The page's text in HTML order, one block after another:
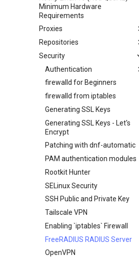
Network & Resource
Monitoring with Glances
Hurricane Electric IPv6 Tunnel
LibreNMS Monitoring Server
OpenBGPD BGP Router
Dnf Package Manager
Package Build &
Troubleshooting
Package Debranding
Packaging And Developer
Guide
Pakete Signieren und Testen
Minimum Hardware
Requirements
Proxies
HAProxy-Apache-LXD
i2pd Anonymous Network
Tor Relay
Repositories
Fetch and Distribute RPM
Repository with Pulp
Security
Authentication
Active Directory
Authentication
Active Directory
Authentication with Samba
firewalld for Beginners
firewalld from iptables
Generating SSL Keys
Generating SSL Keys - Let's
Encrypt
Patching with dnf-automatic
PAM authentication modules
Rootkit Hunter
SELinux Security
SSH Public and Private Key
Tailscale VPN
Enabling `iptables` Firewall
FreeRADIUS RADIUS Server
OpenVPN